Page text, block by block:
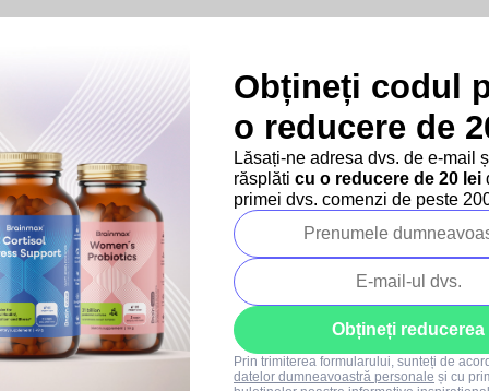
Produse asociate
SUMMER SALE
SUMMER SALE
–10 %
66x
Obțineți codul
o reducere de
Lăsați-ne adresa dvs. de e-mail
răsplăti cu o reducere de 20 lei
primei dvs. comenzi de peste
Obțineți reducerea
Prin trimiterea formularului, sunteți de
datelor dumneavoastră personale și cu